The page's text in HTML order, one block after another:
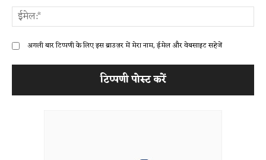
अगली बार टिप्पणी के लिए इस ब्राउज़र में मेरा नाम, ईमेल और वेबसाइट सहेजें